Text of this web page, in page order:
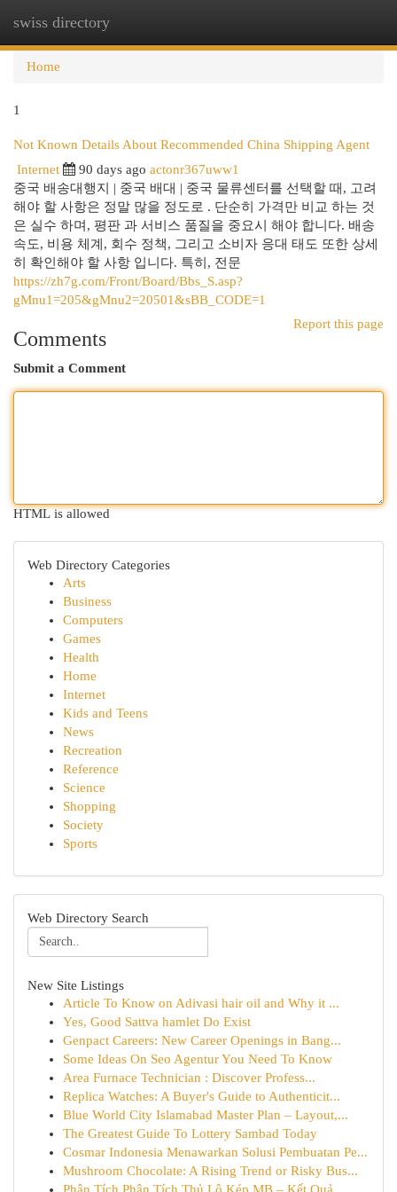
swiss directory
Home
1
Not Known Details About Recommended China Shipping Agent
Internet 90 days ago actonr367uww1
중국 배송대행지 | 중국 배대 | 중국 물류센터를 선택할 때, 고려
해야 할 사항은 정말 많을 정도로 . 단순히 가격만 비교 하는 것
은 실수 하며, 평판 과 서비스 품질을 중요시 해야 합니다. 배송
속도, 비용 체계, 회수 정책, 그리고 소비자 응대 태도 또한 상세
히 확인해야 할 사항 입니다. 특히, 전문
https://zh7g.com/Front/Board/Bbs_S.asp?
gMnu1=205&gMnu2=20501&sBB_CODE=1
Report this page
Comments
Submit a Comment
HTML is allowed
Web Directory Categories
Arts
Business
Computers
Games
Health
Home
Internet
Kids and Teens
News
Recreation
Reference
Science
Shopping
Society
Sports
Web Directory Search
New Site Listings
Article To Know on Adivasi hair oil and Why it ...
Yes, Good Sattva hamlet Do Exist
Genpact Careers: New Career Openings in Bang...
Some Ideas On Seo Agentur You Need To Know
Area Furnace Technician : Discover Profess...
Replica Watches: A Buyer's Guide to Authenticit...
Blue World City Islamabad Master Plan – Layout,...
The Greatest Guide To Lottery Sambad Today
Cosmar Indonesia Menawarkan Solusi Pembuatan Pe...
Mushroom Chocolate: A Rising Trend or Risky Bus...